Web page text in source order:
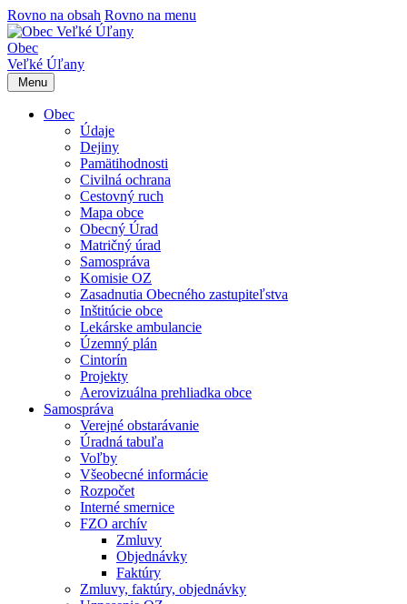
Rovno na obsah Rovno na menu
Obec
Veľké Úľany
Menu
Obec
Údaje
Dejiny
Pamätihodnosti
Civilná ochrana
Cestovný ruch
Mapa obce
Obecný Úrad
Matričný úrad
Samospráva
Komisie OZ
Zasadnutia Obecného zastupiteľstva
Inštitúcie obce
Lekárske ambulancie
Územný plán
Cintorín
Projekty
Aerovizuálna prehliadka obce
Samospráva
Verejné obstarávanie
Úradná tabuľa
Voľby
Všeobecné informácie
Rozpočet
Interné smernice
FZO archív
Zmluvy
Objednávky
Faktúry
Zmluvy, faktúry, objednávky